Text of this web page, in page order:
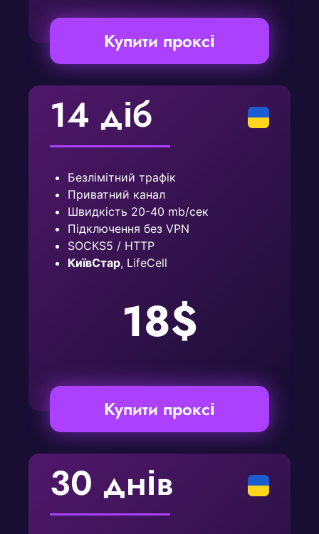
Купити проксі
14 діб
Безлімітний трафік
Приватний канал
Швидкість 20-40 mb/сек
Підключення без VPN
SOCKS5 / HTTP
КиївСтар, LifeCell
18$
Купити проксі
30 днів